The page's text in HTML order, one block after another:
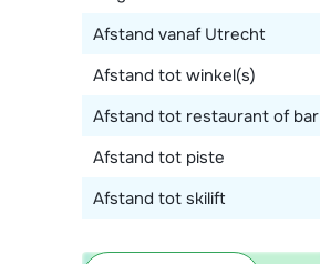
Afstand vanaf Utrecht
Afstand tot winkel(s)
Afstand tot restaurant of bar
Afstand tot piste
Afstand tot skilift